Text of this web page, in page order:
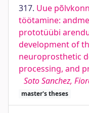
317. Uue
töötamine:
prototüübi
development of
neuroprosthetic
processing, and
Soto Sanchez,
master's theses